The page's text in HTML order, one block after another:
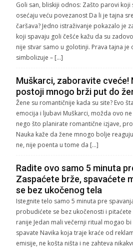
Goli san, bliskiji odnos: Zašto parovi koji
osećaju veću povezanost Da li je tajna
čaršava? Jedno istraživanje pokazalo je
koji spavaju goli češće kažu da su
nije stvar samo u golotinji. Prava tajna je
simbolizuje – […]
Muškarci, zaboravite cveće!
postoji mnogo brži put do
Žene su romantičnije kada su site? Evo
emocija i ljubavi Muškarci, možda ovo
nego što planirate romantične izjave,
Nauka kaže da žene mnogo bolje
ne, nije poenta u tome da […]
Radite ovo samo 5 minuta
Zaspaćete brže, spavaćete
se bez ukočenog tela
Istegnite telo samo 5 minuta pre
probudićete se bez ukočenosti i
ranije Jedan mali večernji ritual mogao
spavate Navika koja traje kraće od
emisije, ne košta ništa i ne zahteva